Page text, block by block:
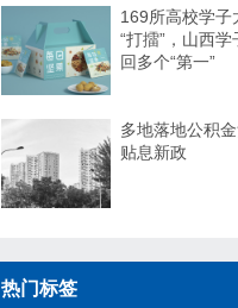
169所高校学子
“打擂”，山西学
回多个“第一”
多地落地公积
贴息新政
热门标签